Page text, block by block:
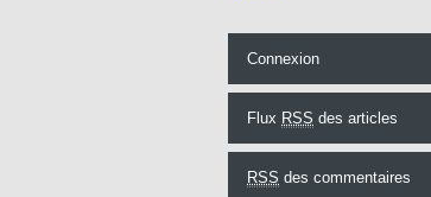
Connexion
Flux RSS des articles
RSS des commentaires